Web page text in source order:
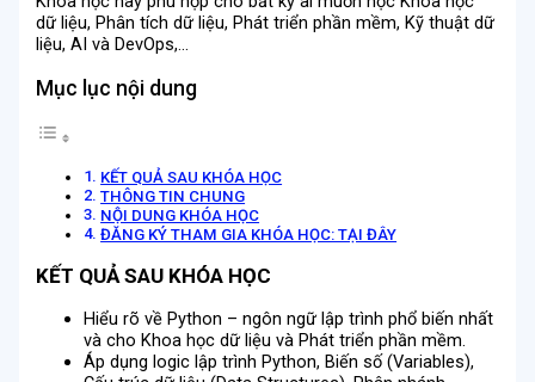
dữ liệu, Phân tích dữ liệu, Phát triển phần mềm, Kỹ thuật dữ
liệu, AI và DevOps,…
Mục lục nội dung
KẾT QUẢ SAU KHÓA HỌC
THÔNG TIN CHUNG
NỘI DUNG KHÓA HỌC
ĐĂNG KÝ THAM GIA KHÓA HỌC: TẠI ĐÂY
KẾT QUẢ SAU KHÓA HỌC
Hiểu rõ về Python – ngôn ngữ lập trình phổ biến nhất
và cho Khoa học dữ liệu và Phát triển phần mềm.
Áp dụng logic lập trình Python, Biến số (Variables),